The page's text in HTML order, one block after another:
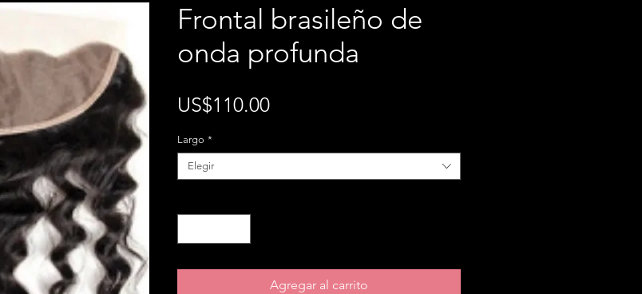
Frontal brasileño de
onda profunda
US$110.00Precio
Largo *
Elegir
Agregar al carrito